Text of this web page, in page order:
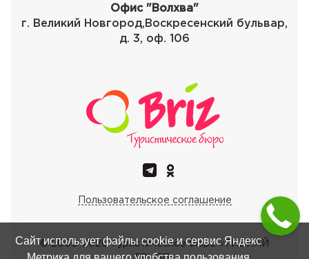
Офис "Волхва"
г. Великий Новгород,Воскресенский бульвар,
д. 3, оф. 106
Пользовательское соглашение
© 2000-2026Туристическое бюро «ТИБИАЙ
Сайт использует файлы cookie и сервис Яндекс